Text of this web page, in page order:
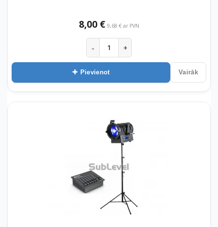
8,00 € 9,68 € ar PVN
- +
Pievienot Vairāk